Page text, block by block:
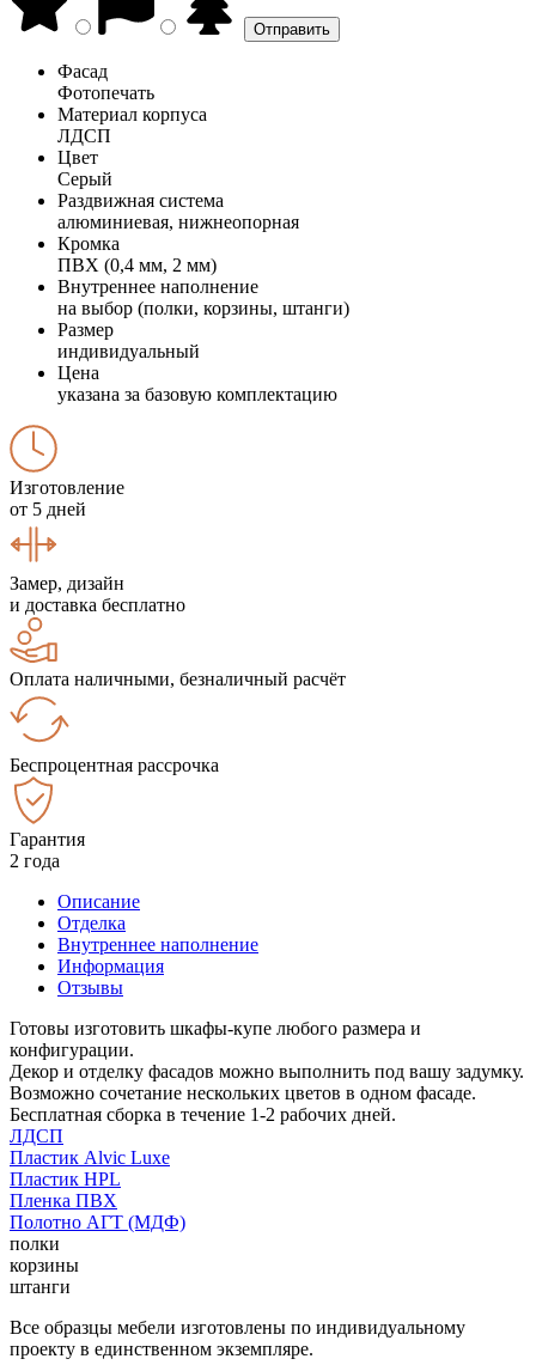
Фасад
Фотопечать
Материал корпуса
ЛДСП
Цвет
Серый
Раздвижная система
алюминиевая, нижнеопорная
Кромка
ПВХ (0,4 мм, 2 мм)
Внутреннее наполнение
на выбор (полки, корзины, штанги)
Размер
индивидуальный
Цена
указана за базовую комплектацию
Изготовление
от 5 дней
Замер, дизайн
и доставка бесплатно
Оплата наличными, безналичный расчёт
Беспроцентная рассрочка
Гарантия
2 года
Описание
Отделка
Внутреннее наполнение
Информация
Отзывы
Готовы изготовить шкафы-купе любого размера и
конфигурации.
Декор и отделку фасадов можно выполнить под вашу задумку.
Возможно сочетание нескольких цветов в одном фасаде.
Бесплатная сборка в течение 1-2 рабочих дней.
ЛДСП
Пластик Alvic Luxe
Пластик HPL
Пленка ПВХ
Полотно АГТ (МДФ)
полки
корзины
штанги
Все образцы мебели изготовлены по индивидуальному
проекту в единственном экземпляре.